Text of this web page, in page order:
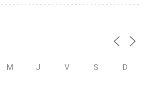
M J V S D